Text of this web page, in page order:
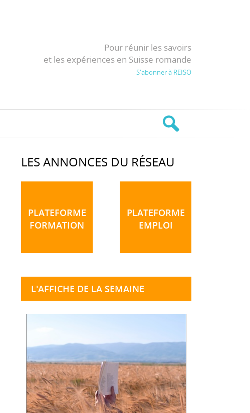
Pour réunir les savoirs
et les expériences en Suisse romande
S'abonner à REISO
LES ANNONCES DU RÉSEAU
PLATEFORME
FORMATION
PLATEFORME
EMPLOI
L'AFFICHE DE LA SEMAINE